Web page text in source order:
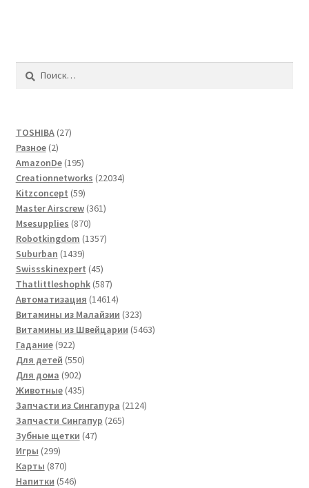
Найти:
TOSHIBA 2727
Разное 22
товара
AmazonDe 195195
товаров
Creationnetworks 2203422034
Kitzconcept 5959
товаров
Master Airscrew 361361
Msesupplies 870870
товаров
Robotkingdom 13571357
Suburban 14391439
товаров
Swissskinexpert 4545
товаров
Thatlittleshophk 587587
товаров
Автоматизация 1461414614
товаров
Витамины из Малайзии 323323
товара
Витамины из Швейцарии 54635463
Гадание 922922
товара
Для детей 550550
Для дома 902902
товара
Животные 435435
товаров
Запчасти из Сингапура 21242124
Запчасти Сингапур 265265
Зубные щетки 4747
Игры 299299
товаров
Карты 870870
товаров
Напитки 546546